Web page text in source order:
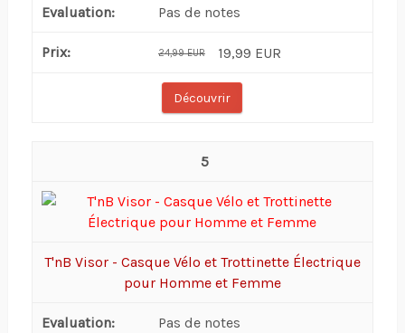
Pas de notes
24,99 EUR 19,99 EUR
Découvrir
5
T'nB Visor - Casque Vélo et Trottinette Électrique
pour Homme et Femme
Pas de notes